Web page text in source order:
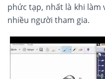
phức tạp, nhất là khi làm
nhiều người tham gia.